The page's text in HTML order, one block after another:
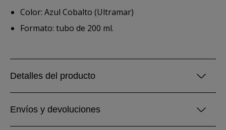
Color: Azul Cobalto (Ultramar)
Formato: tubo de 200 ml.
Detalles del producto
Envíos y devoluciones